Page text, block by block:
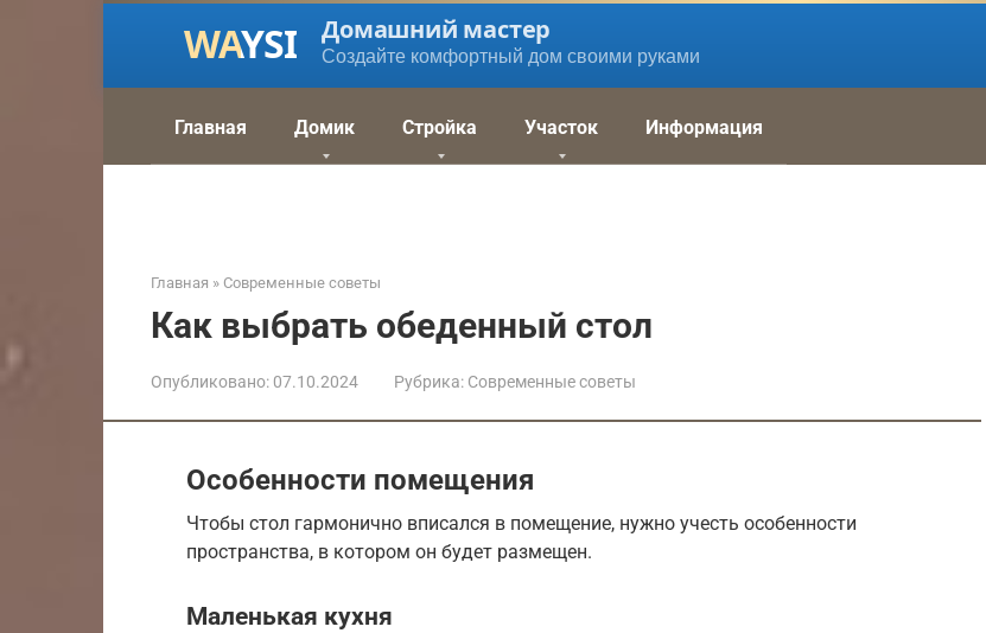
Домашний мастер
Создайте комфортный дом своими руками
Главная Домик Стройка Участок Информация
Главная » Современные советы
Как выбрать обеденный стол
Опубликовано: 07.10.2024 Рубрика: Современные советы
Особенности помещения
Чтобы стол гармонично вписался в помещение, нужно учесть особенности
пространства, в котором он будет размещен.
Маленькая кухня